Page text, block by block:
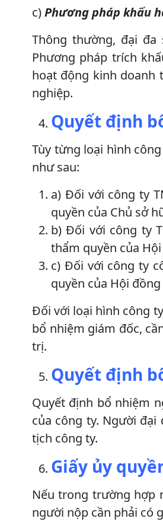
c)Phương pháp khấu
Thông thường, đại đa
Phương pháp trích
hoạt động kinh doanh
nghiệp.
Quyết định
Tùy từng loại hình
như sau:
a) Đối với công ty
quyền của Chủ sở
b) Đối với công ty
thẩm quyền của
c) Đối với công ty
quyền của Hội
Đối với loại hình công
bổ nhiệm giám đốc,
trị.
Quyết định
Quyết định bổ nhiệm
của công ty. Người
tịch công ty.
Giấy ủy
Nếu trong trường hợp
người nộp cần phải có